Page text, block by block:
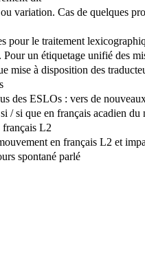
variation. Cas de quelques
pour le traitement
un étiquetage unifié des
mise à disposition des
des ESLOs : vers de
/ si que en français acadien
français L2
en français L2 et
spontané parlé